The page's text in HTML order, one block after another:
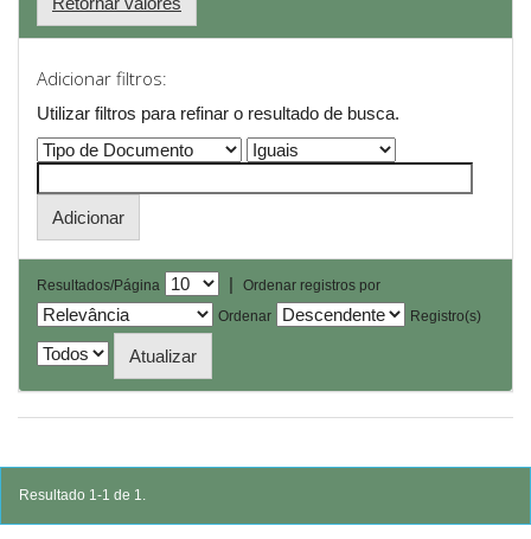
Adicionar filtros:
Utilizar filtros para refinar o resultado de busca.
Resultados/Página |
Ordenar registros por
Ordenar
Registro(s)
Resultado 1-1 de 1.